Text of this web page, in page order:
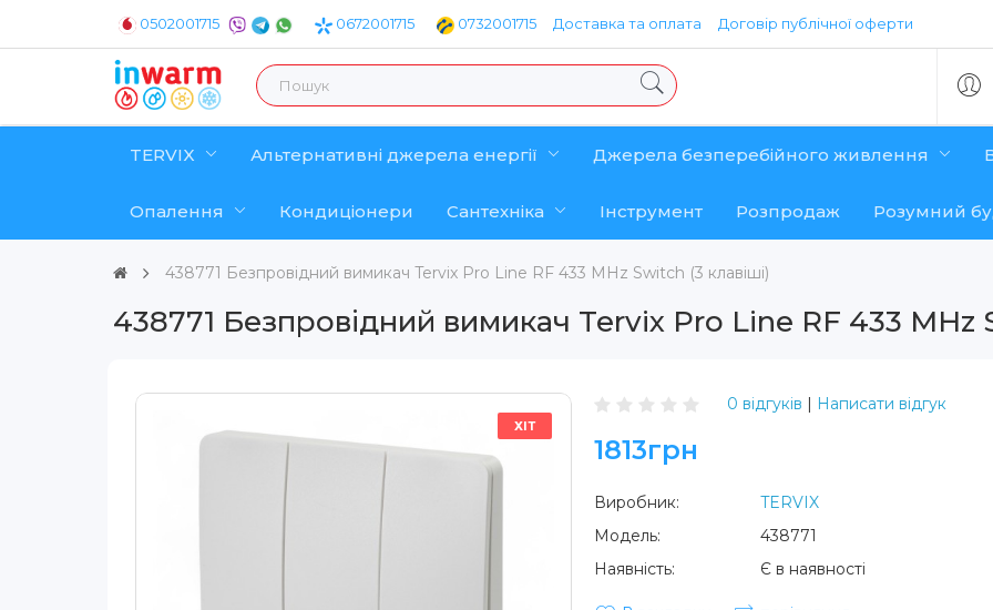
0502001715 0672001715 0732001715 Доставка та оплата Договір публічної оферти
TERVIX Альтернативні джерела енергії Джерела безперебійного живлення
Опалення Кондиціонери Сантехніка Інструмент Розпродаж Розумний
438771 Безпровідний вимикач Tervix Pro Line RF 433 MHz Switch (3 клавіші)
438771 Безпровідний вимикач Tervix Pro Line RF 433 MHz
ХІТ
0 відгуків | Написати відгук
1813грн
Виробник:
TERVIX
Модель:
438771
Наявність:
Є в наявності